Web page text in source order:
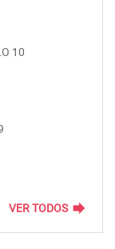
10
VER TODOS forward